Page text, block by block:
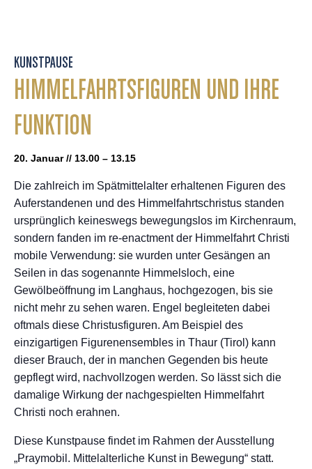
KUNSTPAUSE
HIMMELFAHRTSFIGUREN UND IHRE
FUNKTION
20. Januar // 13.00 – 13.15
Die zahlreich im Spätmittelalter erhaltenen Figuren des
Auferstandenen und des Himmelfahrtschristus standen
ursprünglich keineswegs bewegungslos im Kirchenraum,
sondern fanden im re-enactment der Himmelfahrt Christi
mobile Verwendung: sie wurden unter Gesängen an
Seilen in das sogenannte Himmelsloch, eine
Gewölbeöffnung im Langhaus, hochgezogen, bis sie
nicht mehr zu sehen waren. Engel begleiteten dabei
oftmals diese Christusfiguren. Am Beispiel des
einzigartigen Figurenensembles in Thaur (Tirol) kann
dieser Brauch, der in manchen Gegenden bis heute
gepflegt wird, nachvollzogen werden. So lässt sich die
damalige Wirkung der nachgespielten Himmelfahrt
Christi noch erahnen.
Diese Kunstpause findet im Rahmen der Ausstellung
„Praymobil. Mittelalterliche Kunst in Bewegung“ statt.